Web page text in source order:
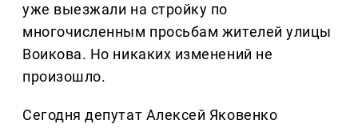
уже выезжали на стройку по
многочисленным просьбам жителей улицы
Воикова. Но никаких изменений не
произошло.
Сегодня депутат Алексей Яковенко